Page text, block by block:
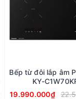
Bếp từ đôi lắp âm
KY-
19.990.000₫